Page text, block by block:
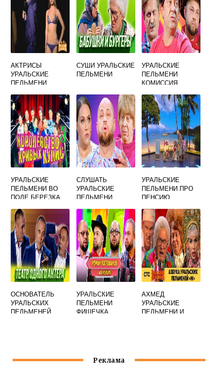
АКТРИСЫ
УРАЛЬСКИЕ
ПЕЛЬМЕНИ
СУШИ УРАЛЬСКИЕ
ПЕЛЬМЕНИ
УРАЛЬСКИЕ
ПЕЛЬМЕНИ
КОМИССИЯ
УРАЛЬСКИЕ
ПЕЛЬМЕНИ ВО
ПОЛЕ БЕРЕЗКА
СЛУШАТЬ
УРАЛЬСКИЕ
ПЕЛЬМЕНИ
УРАЛЬСКИЕ
ПЕЛЬМЕНИ ПРО
ПЕНСИЮ
ОСНОВАТЕЛЬ
УРАЛЬСКИХ
ПЕЛЬМЕНЕЙ
УРАЛЬСКИЕ
ПЕЛЬМЕНИ
ФИШЕЧКА
АХМЕД
УРАЛЬСКИЕ
ПЕЛЬМЕНИ И
Реклама